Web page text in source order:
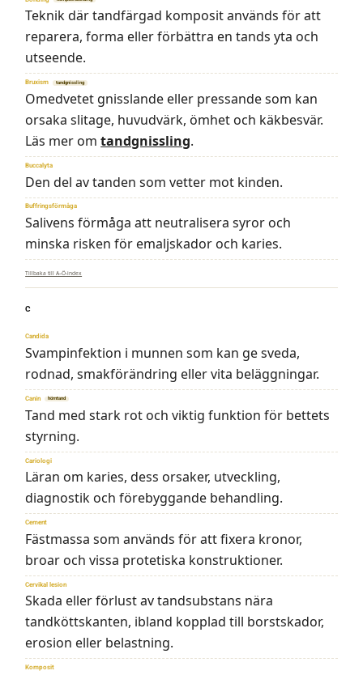
Teknik där tandfärgad komposit används för att
reparera, forma eller förbättra en tands yta och
utseende.
Bruxism tandgnissling
Omedvetet gnisslande eller pressande som kan
orsaka slitage, huvudvärk, ömhet och käkbesvär.
Läs mer omtandgnissling.
Buccalyta
Den del av tanden som vetter mot kinden.
Buffringsförmåga
Salivens förmåga att neutralisera syror och
minska risken för emaljskador och karies.
Tillbaka till A–Ö-index
C
Candida
Svampinfektion i munnen som kan ge sveda,
rodnad, smakförändring eller vita beläggningar.
Canin hörntand
Tand med stark rot och viktig funktion för bettets
styrning.
Cariologi
Läran om karies, dess orsaker, utveckling,
diagnostik och förebyggande behandling.
Cement
Fästmassa som används för att fixera kronor,
broar och vissa protetiska konstruktioner.
Cervikal lesion
Skada eller förlust av tandsubstans nära
tandköttskanten, ibland kopplad till borstskador,
erosion eller belastning.
Komposit